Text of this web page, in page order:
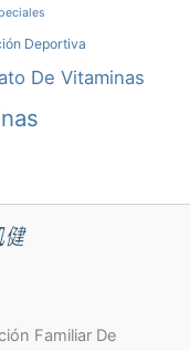
Deportiva
De Vitaminas
Familiar De